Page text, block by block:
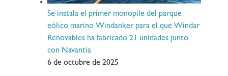
Se instala el primer monopile del parque
eólico marino Windanker para el que Windar
Renovables ha fabricado 21 unidades junto
con Navantia
6 de octubre de 2025